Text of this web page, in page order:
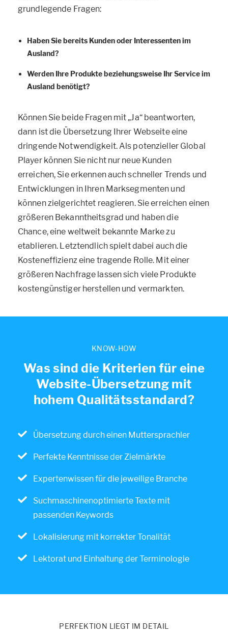
grundlegende Fragen:
Haben Sie bereits Kunden oder Interessenten im
Ausland?
Werden Ihre Produkte beziehungsweise Ihr Service im
Ausland benötigt?
Können Sie beide Fragen mit „Ja“ beantworten,
dann ist die Übersetzung Ihrer Webseite eine
dringende Notwendigkeit. Als potenzieller Global
Player können Sie nicht nur neue Kunden
erreichen, Sie erkennen auch schneller Trends und
Entwicklungen in Ihren Marksegmenten und
können zielgerichtet reagieren. Sie erreichen einen
größeren Bekanntheitsgrad und haben die
Chance, eine weltweit bekannte Marke zu
etablieren. Letztendlich spielt dabei auch die
Kosteneffizienz eine tragende Rolle. Mit einer
größeren Nachfrage lassen sich viele Produkte
kostengünstiger herstellen und vermarkten.
KNOW-HOW
Was sind die Kriterien für eine
Website-Übersetzung mit
hohem Qualitätsstandard?
Übersetzung durch einen Muttersprachler
Perfekte Kenntnisse der Zielmärkte
Expertenwissen für die jeweilige Branche
Suchmaschinenoptimierte Texte mit
passenden Keywords
Lokalisierung mit korrekter Tonalität
Lektorat und Einhaltung der Terminologie
PERFEKTION LIEGT IM DETAIL